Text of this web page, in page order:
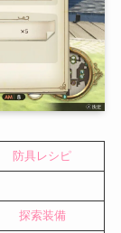
防具レシピ
探索装備